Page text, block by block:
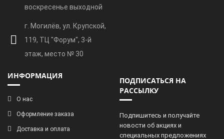
воскресенье выходной
г. Могилёв, ул. Крупской,
119, ТЦ "Форум", 3-й
этаж, место № 30
ИНФОРМАЦИЯ
О нас
Оформление заказа
Доставка и оплата
ПОДПИСАТЬСЯ НА
РАССЫЛКУ
Подпишитесь и получайте
новости об акциях и
специальных предложениях